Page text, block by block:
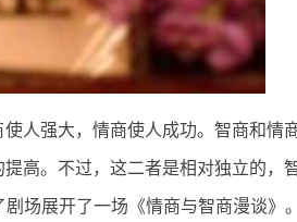
人强大，情商使人成功。智商和情
高。不过，这二者是相对独立的，
场展开了一场《情商与智商漫谈》。